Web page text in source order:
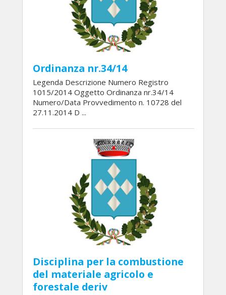
Ordinanza nr.34/14
Legenda Descrizione Numero Registro
1015/2014 Oggetto Ordinanza nr.34/14
Numero/Data Provvedimento n. 10728 del
27.11.2014 D ...
Disciplina per la combustione
del materiale agricolo e
forestale deriv